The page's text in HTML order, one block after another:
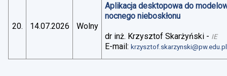
20. 14.07.2026 Wolny
Aplikacja desktopowa do
nocnego nieboskłonu
dr inż. Krzysztof Skarżyński - IE
E-mail:krzysztof.skarzynski@pw.edu.pl